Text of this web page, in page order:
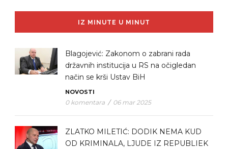
IZ MINUTE U MINUT
Blagojević: Zakonom o zabrani rada
državnih institucija u RS na očigledan
način se krši Ustav BiH
NOVOSTI
0 komentara / 06 mar 2025
ZLATKO MILETIĆ: DODIK NEMA KUD
OD KRIMINALA, LJUDE IZ REPUBLIEK